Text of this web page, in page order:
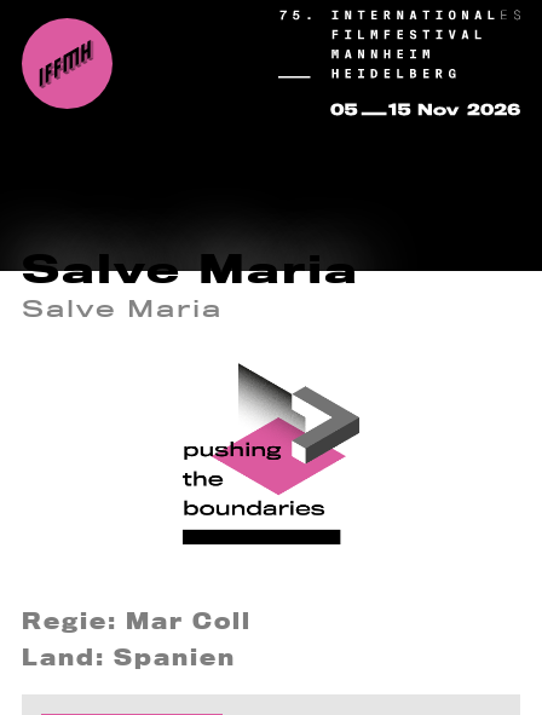
Salve Maria
Salve Maria
Regie: Mar Coll
Land: Spanien